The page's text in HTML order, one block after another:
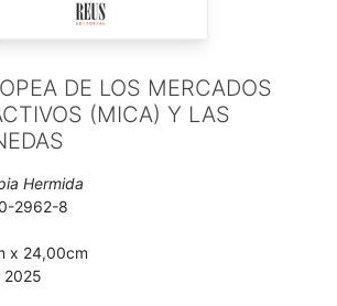
DE LOS MERCADOS
(MICA) Y LAS
Hermida
2962-8
x 24,00cm
2025